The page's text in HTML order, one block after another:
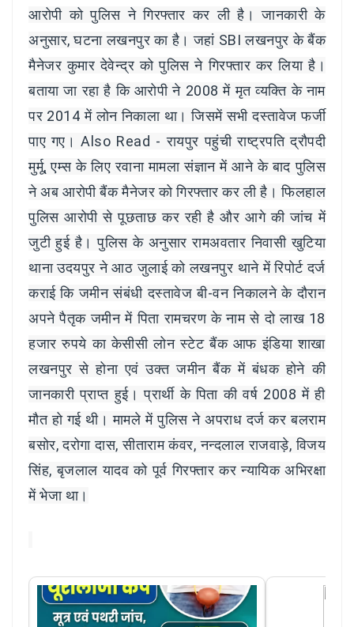
आरोपी को पुलिस ने गिरफ्तार कर ली है। जानकारी के
अनुसार, घटना लखनपुर का है। जहां SBI लखनपुर के बैंक
मैनेजर कुमार देवेन्द्र को पुलिस ने गिरफ्तार कर लिया है।
बताया जा रहा है कि आरोपी ने 2008 में मृत व्यक्ति के नाम
पर 2014 में लोन निकाला था। जिसमें सभी दस्तावेज फर्जी
पाए गए। Also Read - रायपुर पहुंची राष्ट्रपति द्रौपदी
मुर्मू, एम्स के लिए रवाना मामला संज्ञान में आने के बाद पुलिस
ने अब आरोपी बैंक मैनेजर को ​गिरफ्तार कर ली है। फिलहाल
पुलिस आरोपी से पूछताछ कर रही है और आगे की जांच में
जुटी हुई है। पुलिस के अनुसार रामअवतार निवासी खुटिया
थाना उदयपुर ने आठ जुलाई को लखनपुर थाने में रिपोर्ट दर्ज
कराई कि जमीन संबंधी दस्तावेज बी-वन निकालने के दौरान
अपने पैतृक जमीन में पिता रामचरण के नाम से दो लाख 18
हजार रुपये का केसीसी लोन स्टेट बैंक आफ इंडिया शाखा
लखनपुर से होना एवं उक्त जमीन बैंक में बंधक होने की
जानकारी प्राप्त हुई। प्रार्थी के पिता की वर्ष 2008 में ही
मौत हो गई थी। मामले में पुलिस ने अपराध दर्ज कर बलराम
बसोर, दरोगा दास, सीताराम कंवर, नन्दलाल राजवाड़े, विजय
सिंह, बृजलाल यादव को पूर्व गिरफ्तार कर न्यायिक अभिरक्षा
में भेजा था।